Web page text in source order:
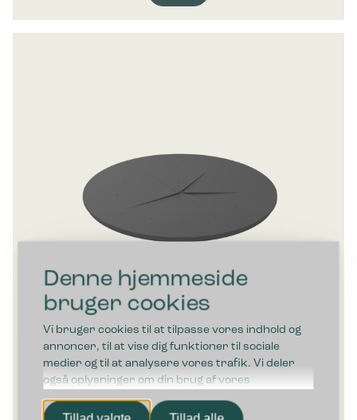
Denne hjemmeside
bruger cookies
Vi bruger cookies til at tilpasse vores indhold og
annoncer, til at vise dig funktioner til sociale
medier og til at analysere vores trafik. Vi deler
også oplysninger om din brug af vores
hjemmeside med vores partnere inden for sociale
medier, annonceringspartnere og
Bica Flaskeindkast Ø18 cm